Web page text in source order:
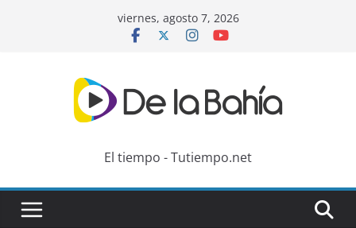
viernes, agosto 7, 2026
El tiempo - Tutiempo.net